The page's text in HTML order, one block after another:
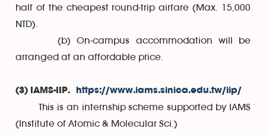
half of the cheapest round-trip airfare (Max. 15,000
NTD).
(b) On-campus accommodation will be
arranged at an affordable price.
(3) IAMS-IIP. https://www.iams.sinica.edu.tw/iip/
This is an internship scheme supported by IAMS
(Institute of Atomic & Molecular Sci.)